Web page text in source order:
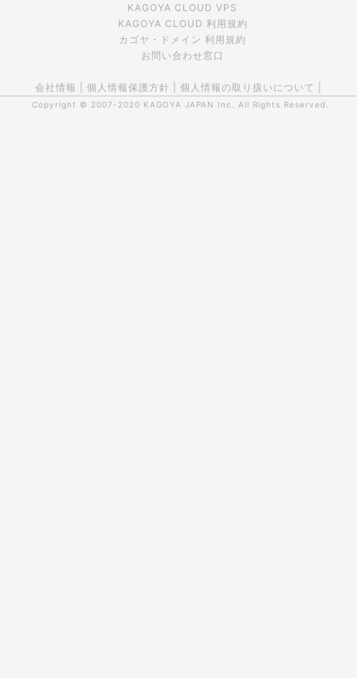
KAGOYA CLOUD VPS
KAGOYA CLOUD 利用規約
カゴヤ・ドメイン 利用規約
お問い合わせ窓口
会社情報 個人情報保護方針 個人情報の取り扱いについて
Copyright © 2007-2020 KAGOYA JAPAN Inc. All Rights Reserved.